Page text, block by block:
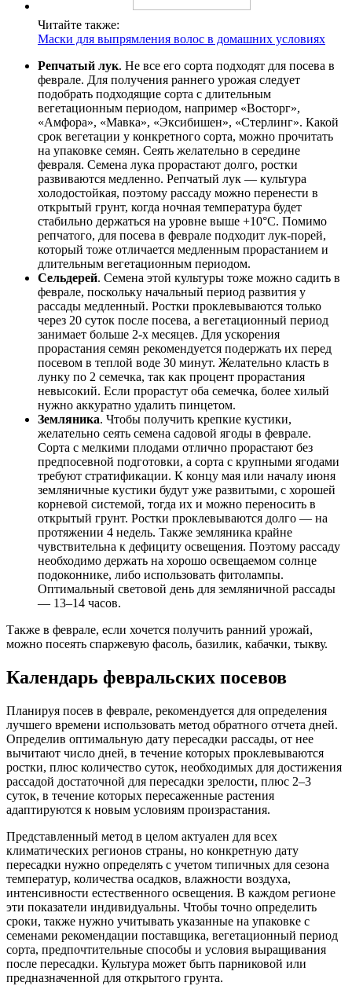
Читайте также:
Маски для выпрямления волос в домашних условиях
Репчатый лук. Не все его сорта подходят для посева в
феврале. Для получения раннего урожая следует
подобрать подходящие сорта с длительным
вегетационным периодом, например «Восторг»,
«Амфора», «Мавка», «Эксибишен», «Стерлинг». Какой
срок вегетации у конкретного сорта, можно прочитать
на упаковке семян. Сеять желательно в середине
февраля. Семена лука прорастают долго, ростки
развиваются медленно. Репчатый лук — культура
холодостойкая, поэтому рассаду можно перенести в
открытый грунт, когда ночная температура будет
стабильно держаться на уровне выше +10°C. Помимо
репчатого, для посева в феврале подходит лук-порей,
который тоже отличается медленным прорастанием и
длительным вегетационным периодом.
Сельдерей. Семена этой культуры тоже можно садить в
феврале, поскольку начальный период развития у
рассады медленный. Ростки проклевываются только
через 20 суток после посева, а вегетационный период
занимает больше 2-х месяцев. Для ускорения
прорастания семян рекомендуется подержать их перед
посевом в теплой воде 30 минут. Желательно класть в
лунку по 2 семечка, так как процент прорастания
невысокий. Если прорастут оба семечка, более хилый
нужно аккуратно удалить пинцетом.
Земляника. Чтобы получить крепкие кустики,
желательно сеять семена садовой ягоды в феврале.
Сорта с мелкими плодами отлично прорастают без
предпосевной подготовки, а сорта с крупными ягодами
требуют стратификации. К концу мая или началу июня
земляничные кустики будут уже развитыми, с хорошей
корневой системой, тогда их и можно переносить в
открытый грунт. Ростки проклевываются долго — на
протяжении 4 недель. Также земляника крайне
чувствительна к дефициту освещения. Поэтому рассаду
необходимо держать на хорошо освещаемом солнце
подоконнике, либо использовать фитолампы.
Оптимальный световой день для земляничной рассады
— 13–14 часов.
Также в феврале, если хочется получить ранний урожай,
можно посеять спаржевую фасоль, базилик, кабачки, тыкву.
Календарь февральских посевов
Планируя посев в феврале, рекомендуется для определения
лучшего времени использовать метод обратного отчета дней.
Определив оптимальную дату пересадки рассады, от нее
вычитают число дней, в течение которых проклевываются
ростки, плюс количество суток, необходимых для достижения
рассадой достаточной для пересадки зрелости, плюс 2–3
суток, в течение которых пересаженные растения
адаптируются к новым условиям произрастания.
Представленный метод в целом актуален для всех
климатических регионов страны, но конкретную дату
пересадки нужно определять с учетом типичных для сезона
температур, количества осадков, влажности воздуха,
интенсивности естественного освещения. В каждом регионе
эти показатели индивидуальны. Чтобы точно определить
сроки, также нужно учитывать указанные на упаковке с
семенами рекомендации поставщика, вегетационный период
сорта, предпочтительные способы и условия выращивания
после пересадки. Культура может быть парниковой или
предназначенной для открытого грунта.